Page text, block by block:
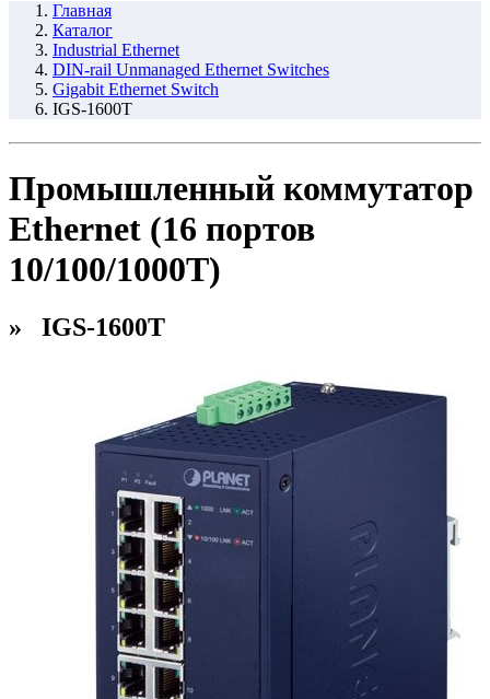
Главная
Каталог
Industrial Ethernet
DIN-rail Unmanaged Ethernet Switches
Gigabit Ethernet Switch
IGS-1600T
Промышленный коммутатор
Ethernet (16 портов
10/100/1000T)
» IGS-1600T